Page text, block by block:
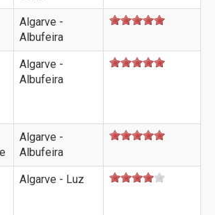
Algarve -
Albufeira
Algarve -
Albufeira
Algarve -
Albufeira
Algarve - Luz